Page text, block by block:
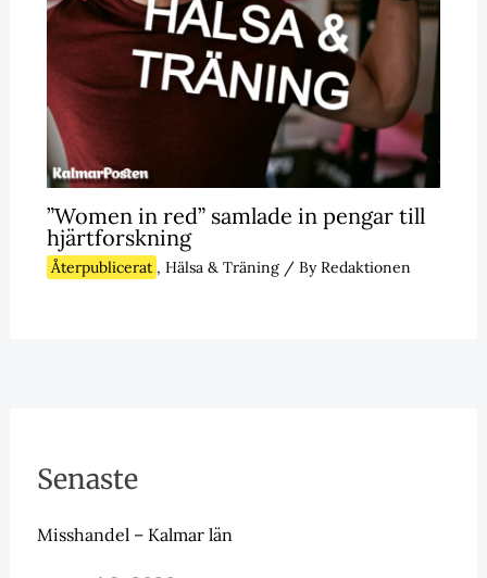
”Women in red” samlade in pengar till
hjärtforskning
Återpublicerat , Hälsa & Träning/ ByRedaktionen
Senaste
Misshandel – Kalmar län